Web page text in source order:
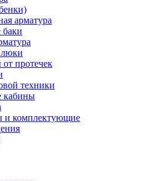
арматура
люки
протечек
техники
кабины
и комплектующие